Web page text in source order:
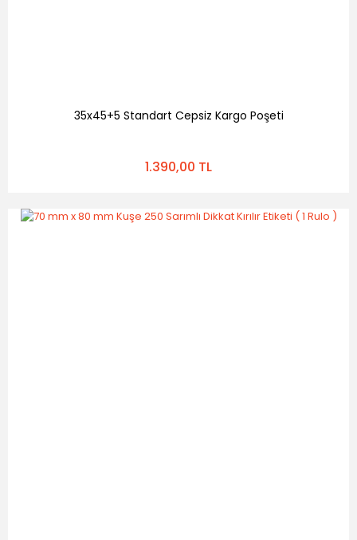
35x45+5 Standart Cepsiz Kargo Poşeti
1.390,00 TL